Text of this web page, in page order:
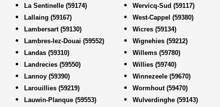
La Sentinelle (59174)
Lallaing (59167)
Lambersart (59130)
Lambres-lez-Douai (59552)
Landas (59310)
Landrecies (59550)
Lannoy (59390)
Larouillies (59219)
Lauwin-Planque (59553)
Wervicq-Sud (59117)
West-Cappel (59380)
Wicres (59134)
Wignehies (59212)
Willems (59780)
Willies (59740)
Winnezeele (59670)
Wormhout (59470)
Wulverdinghe (59143)